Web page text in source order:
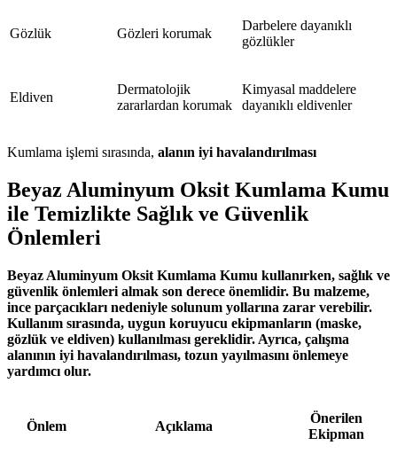
Gözlük Gözleri korumak
Darbelere dayanıklı
gözlükler
Eldiven
Dermatolojik
zararlardan korumak
Kimyasal maddelere
dayanıklı eldivenler
Kumlama işlemi sırasında, alanın iyi havalandırılması
Beyaz Aluminyum Oksit Kumlama Kumu
ile Temizlikte Sağlık ve Güvenlik
Önlemleri
Beyaz Aluminyum Oksit Kumlama Kumu kullanırken, sağlık ve
güvenlik önlemleri almak son derece önemlidir. Bu malzeme,
ince parçacıkları nedeniyle solunum yollarına zarar verebilir.
Kullanım sırasında, uygun koruyucu ekipmanların (maske,
gözlük ve eldiven) kullanılması gereklidir. Ayrıca, çalışma
alanının iyi havalandırılması, tozun yayılmasını önlemeye
yardımcı olur.
Önlem Açıklama
Önerilen
Ekipman